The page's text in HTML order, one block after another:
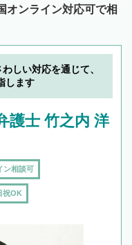
オンライン対応可で相
しい対応を通じて、
します
護士 竹之内 洋
ン相談可
祝OK